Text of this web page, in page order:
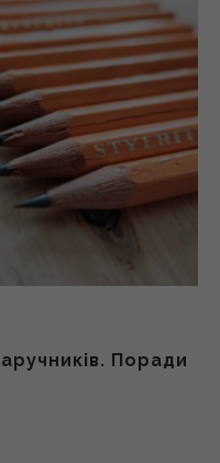
Поради